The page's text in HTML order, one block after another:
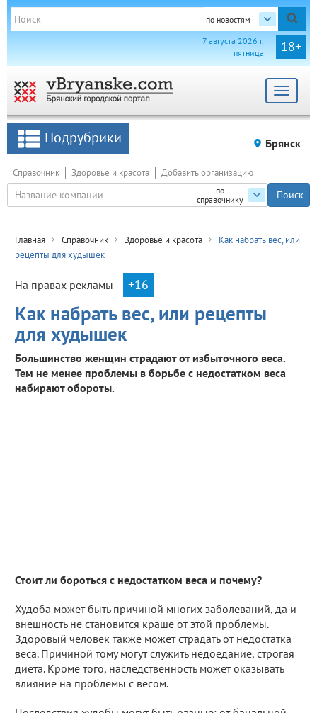
по новостям
18+
7 августа 2026 г.
пятница
Toggle
Брянск
по
справочнику
Справочник Здоровье и красота Добавить организацию
Главная Справочник Здоровье и красота
Как набрать вес, или
рецепты для худышек
На правах рекламы +16
Как набрать вес, или рецепты
для худышек
Большинство женщин страдают от избыточного веса.
Тем не менее проблемы в борьбе с недостатком веса
набирают обороты.
Стоит ли бороться с недостатком веса и почему?
Худоба может быть причиной многих заболеваний, да и
внешность не становится краше от этой проблемы.
Здоровый человек также может страдать от недостатка
веса. Причиной тому могут служить недоедание, строгая
диета. Кроме того, наследственность может оказывать
влияние на проблемы с весом.
Подрубрики